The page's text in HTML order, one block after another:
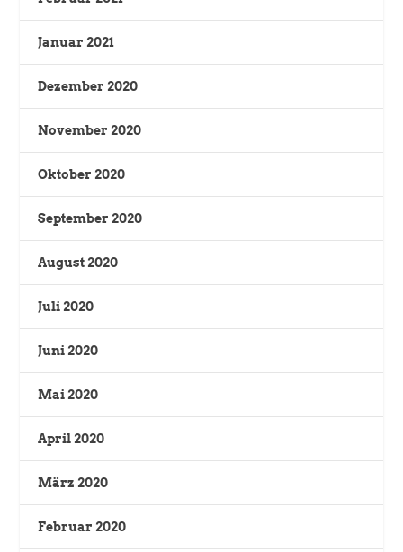
Januar 2021
Dezember 2020
November 2020
Oktober 2020
September 2020
August 2020
Juli 2020
Juni 2020
Mai 2020
April 2020
März 2020
Februar 2020